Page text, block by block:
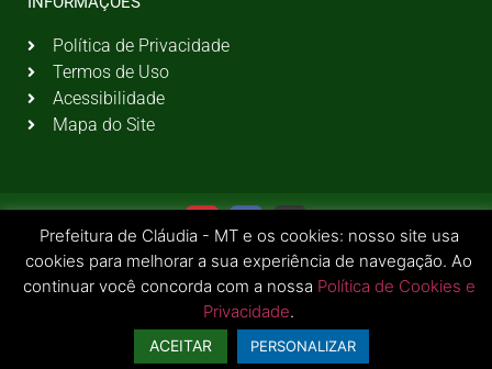
Política de Privacidade
Termos de Uso
Acessibilidade
Mapa do Site
© 2026 Todos os Direitos Reservados | Prefeitura Municipal de Cláudia - MT
Prefeitura de Cláudia - MT e os cookies: nosso site usa
cookies para melhorar a sua experiência de navegação. Ao
continuar você concorda com a nossa Política de Cookies e
Privacidade.
ACEITAR PERSONALIZAR